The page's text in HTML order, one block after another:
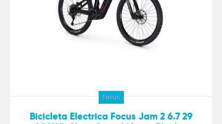
Focus
Bicicleta Electrica Focus Jam 2 6.7 29